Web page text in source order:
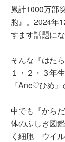
累計1000万部
胞』。2024年
すます話題に
そんな『はた
１・２・３年
『Ane♡ひめ
中でも『から
体のふしぎ図
く細胞 ウイ